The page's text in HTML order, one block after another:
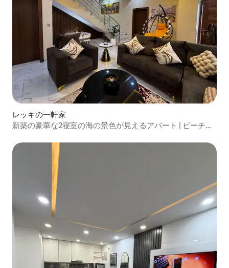
レッキの一軒家
新築の豪華な2寝室の海の景色が見えるアパート | ビーチま